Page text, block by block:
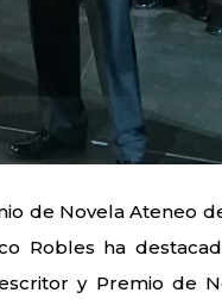
de Novela Ateneo
Robles ha
y Premio de